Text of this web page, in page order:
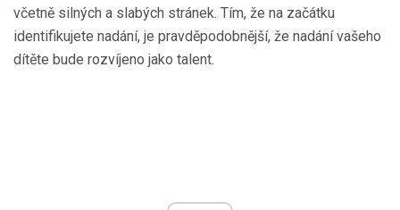
včetně silných a slabých stránek. Tím, že na začátku
identifikujete nadání, je pravděpodobnější, že nadání vašeho
dítěte bude rozvíjeno jako talent.